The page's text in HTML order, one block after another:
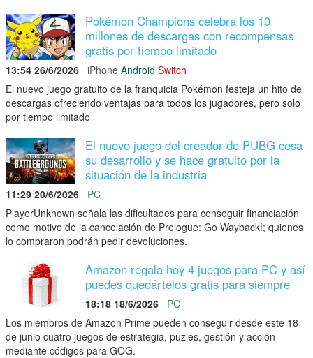
Pokémon Champions celebra los 10
millones de descargas con recompensas
gratis por tiempo limitado
13:54 26/6/2026 iPhone Android Switch
El nuevo juego gratuito de la franquicia Pokémon festeja un hito de
descargas ofreciendo ventajas para todos los jugadores, pero solo
por tiempo limitado
El nuevo juego del creador de PUBG cesa
su desarrollo y se hace gratuito por la
situación de la industria
11:29 20/6/2026
PC
PlayerUnknown señala las dificultades para conseguir financiación
como motivo de la cancelación de Prologue: Go Wayback!; quienes
lo compraron podrán pedir devoluciones.
Amazon regala hoy 4 juegos para PC y así
puedes quedártelos gratis para siempre
18:18 18/6/2026
PC
Los miembros de Amazon Prime pueden conseguir desde este 18
de junio cuatro juegos de estrategia, puzles, gestión y acción
mediante códigos para GOG.